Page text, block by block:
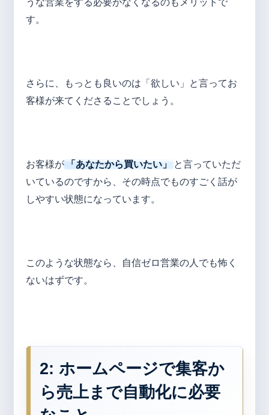
うな営業をする必要がなくなるのもメリットで
す。
さらに、もっとも良いのは「欲しい」と言ってお
客様が来てくださることでしょう。
お客様が 「あなたから買いたい」
と言っていただ
いているのですから、その時点でものすごく話が
しやすい状態になっています。
このような状態なら、自信ゼロ営業の人でも怖く
ないはずです。
2: ホームページで集客か
ら売上まで自動化に必要